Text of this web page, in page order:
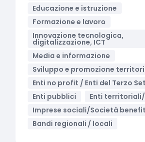
Educazione e istruzione
Formazione e lavoro
Innovazione tecnologica,
digitalizzazione, ICT
Media e informazione
Sviluppo e promozione
Enti no profit / Enti del Terzo
Enti pubblici
Enti
Imprese sociali/Società benefit
Bandi regionali / locali